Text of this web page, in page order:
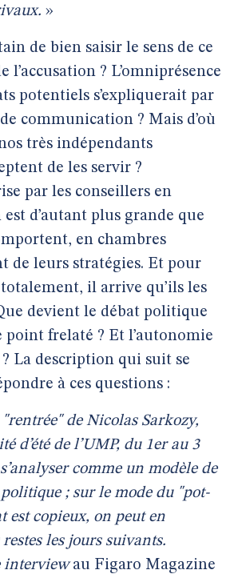
»
de bien saisir le sens de ce
l’accusation ? L’omniprésence
potentiels s’expliquerait par
communication ? Mais d’où
très indépendants
de les servir ?
par les conseillers en
d’autant plus grande que
en chambres
de leurs stratégies. Et pour
il arrive qu’ils les
devient le débat politique
point frelaté ? Et l’autonomie
La description qui suit se
à ces questions :
de Nicolas Sarkozy,
d’été de l’UMP, du 1er au 3
comme un modèle de
; sur le mode du "pot-
est copieux, on peut en
les jours suivants.
interviewau Figaro Magazine